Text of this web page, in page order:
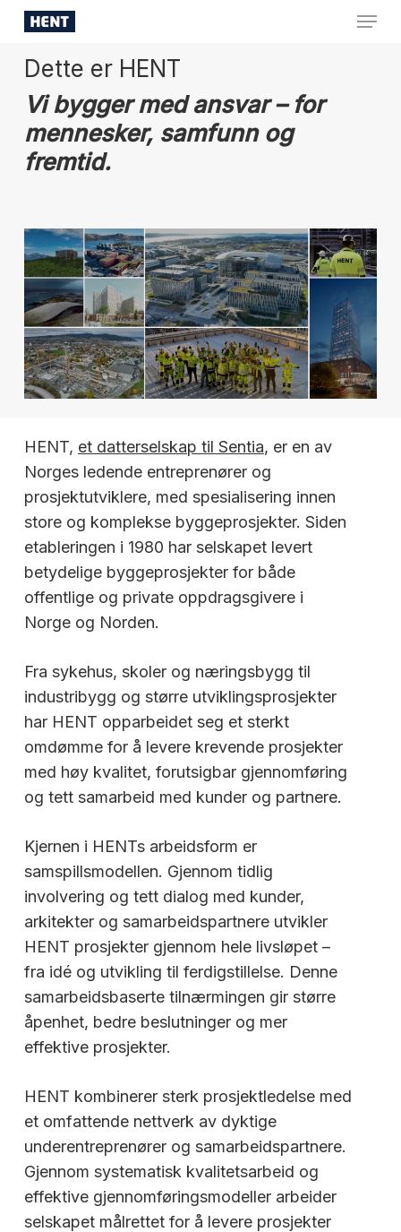
Skip
main
Menu
Dette er HENT
Vi bygger med ansvar – for
mennesker, samfunn og
fremtid.
HENT, et datterselskap til Sentia, er en av
Norges ledende entreprenører og
prosjektutviklere, med spesialisering innen
store og komplekse byggeprosjekter. Siden
etableringen i 1980 har selskapet levert
betydelige byggeprosjekter for både
offentlige og private oppdragsgivere i
Norge og Norden.
Fra sykehus, skoler og næringsbygg til
industribygg og større utviklingsprosjekter
har HENT opparbeidet seg et sterkt
omdømme for å levere krevende prosjekter
med høy kvalitet, forutsigbar gjennomføring
og tett samarbeid med kunder og partnere.
Kjernen i HENTs arbeidsform er
samspillsmodellen. Gjennom tidlig
involvering og tett dialog med kunder,
arkitekter og samarbeidspartnere utvikler
HENT prosjekter gjennom hele livsløpet –
fra idé og utvikling til ferdigstillelse. Denne
samarbeidsbaserte tilnærmingen gir større
åpenhet, bedre beslutninger og mer
effektive prosjekter.
HENT kombinerer sterk prosjektledelse med
et omfattende nettverk av dyktige
underentreprenører og samarbeidspartnere.
Gjennom systematisk kvalitetsarbeid og
effektive gjennomføringsmodeller arbeider
selskapet målrettet for å levere prosjekter